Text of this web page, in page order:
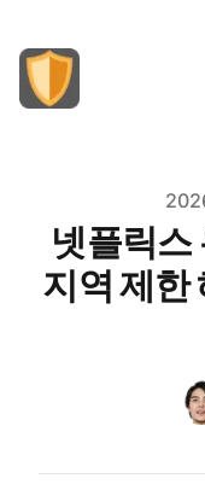
넷플릭
지역 제한